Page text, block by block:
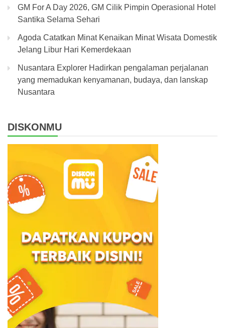
GM For A Day 2026, GM Cilik Pimpin Operasional Hotel
Santika Selama Sehari
Agoda Catatkan Minat Kenaikan Minat Wisata Domestik
Jelang Libur Hari Kemerdekaan
Nusantara Explorer Hadirkan pengalaman perjalanan
yang memadukan kenyamanan, budaya, dan lanskap
Nusantara
DISKONMU